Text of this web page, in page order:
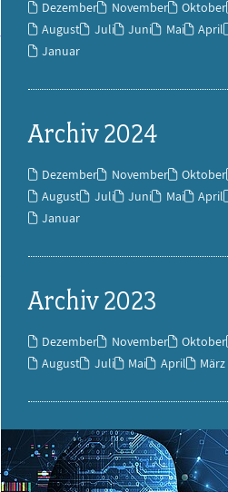
Dezember November Oktober
August
Juli Juni Mai April
Januar
Archiv 2024
Dezember November Oktober
August
Juli Juni Mai April
Januar
Archiv 2023
Dezember November Oktober
August
Juli Mai April März